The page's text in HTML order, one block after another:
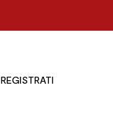
REGISTRATI